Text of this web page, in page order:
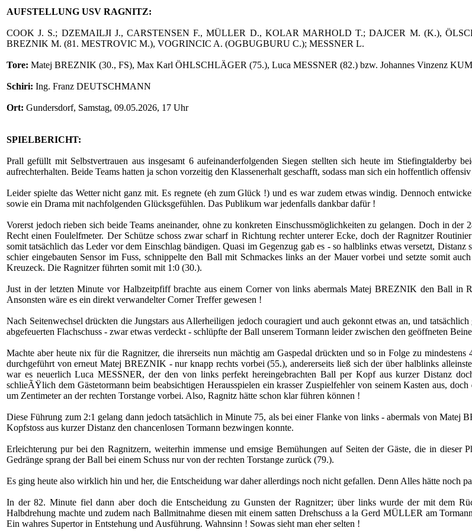
AUFSTELLUNG USV RAGNITZ:
COOK J. S.; DZEMAILJI J., CARSTENSEN F., MÜLLER D., KOLAR MARHOLD T.; DAJCER M. (K.),
BREZNIK M. (81. MESTROVIC M.), VOGRINCIC A. (OGBUGBURU C.); MESSNER L.
Tore: Matej BREZNIK (30., FS), Max Karl ÖHLSCHLÄGER (75.), Luca MESSNER (82.) bzw. Johannes Vinzenz
Schiri: Ing. Franz DEUTSCHMANN
Ort: Gundersdorf, Samstag, 09.05.2026, 17 Uhr
SPIELBERICHT:
Prall gefüllt mit Selbstvertrauen aus insgesamt 6 aufeinanderfolgenden Siegen stellten sich heute im Stiefingtalderby
aufrechterhalten. Beide Teams hatten ja schon vorzeitig den Klassenerhalt geschafft, sodass man sich ein hoffentlich
Leider spielte das Wetter nicht ganz mit. Es regnete (eh zum Glück !) und es war zudem etwas windig. Dennoch
sowie ein Drama mit nachfolgenden Glücksgefühlen. Das Publikum war jedenfalls dankbar dafür !
Vorerst jedoch rieben sich beide Teams aneinander, ohne zu konkreten Einschussmöglichkeiten zu gelangen. Doch in
Recht einen Foulelfmeter. Der Schütze schoss zwar scharf in Richtung rechter unterer Ecke, doch der Ragnitzer
somit tatsächlich das Leder vor dem Einschlag bändigen. Quasi im Gegenzug gab es - so halblinks etwas versetzt,
schier eingebauten Sensor im Fuss, schnippelte den Ball mit Schmackes links an der Mauer vorbei und setzte somit
Kreuzeck. Die Ragnitzer führten somit mit 1:0 (30.).
Just in der letzten Minute vor Halbzeitpfiff brachte aus einem Corner von links abermals Matej BREZNIK den Ball in
Ansonsten wäre es ein direkt verwandelter Corner Treffer gewesen !
Nach Seitenwechsel drückten die Jungstars aus Allerheiligen jedoch couragiert und auch gekonnt etwas an, und
abgefeuerten Flachschuss - zwar etwas verdeckt - schlüpfte der Ball unserem Tormann leider zwischen den geöffneten
Machte aber heute nix für die Ragnitzer, die ihrerseits nun mächtig am Gaspedal drückten und so in Folge zu
durchgeführt von erneut Matej BREZNIK - nur knapp rechts vorbei (55.), andererseits ließ sich der über halblinks
war es neuerlich Luca MESSNER, der den von links perfekt hereingebrachten Ball per Kopf aus kurzer Distanz
schlieÃŸlich dem Gästetormann beim beabsichtigen Herausspielen ein krasser Zuspielfehler von seinem Kasten aus,
um Zentimeter an der rechten Torstange vorbei. Also, Ragnitz hätte schon klar führen können !
Diese Führung zum 2:1 gelang dann jedoch tatsächlich in Minute 75, als bei einer Flanke von links - abermals von
Kopfstoss aus kurzer Distanz den chancenlosen Tormann bezwingen konnte.
Erleichterung pur bei den Ragnitzern, weiterhin immense und emsige Bemühungen auf Seiten der Gäste, die in dieser
Gedränge sprang der Ball bei einem Schuss nur von der rechten Torstange zurück (79.).
Es ging heute also wirklich hin und her, die Entscheidung war daher allerdings noch nicht gefallen. Denn Alles hätte noch
In der 82. Minute fiel dann aber doch die Entscheidung zu Gunsten der Ragnitzer; über links wurde der mit dem
Halbdrehung machte und zudem nach Ballmitnahme diesen mit einem satten Drehschuss a la Gerd MÜLLER am
Ein wahres Supertor in Entstehung und Ausführung. Wahnsinn ! Sowas sieht man eher selten !